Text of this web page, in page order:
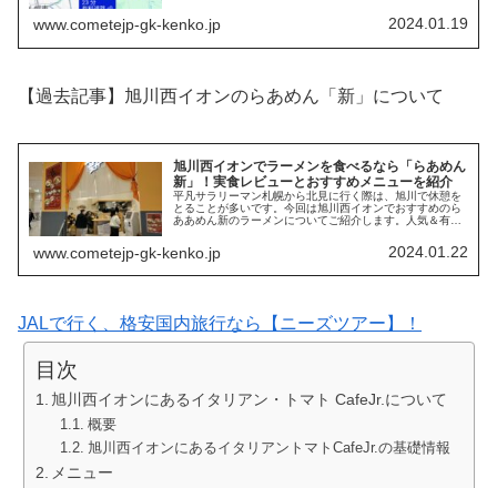
幌から北見に行く場合は、最安値の...
www.cometejp-gk-kenko.jp 2024.01.19
【過去記事】旭川西イオンのらあめん「新」について
旭川西イオンでラーメンを食べるなら「らあめん
新」！実食レビューとおすすめメニューを紹介
平凡サラリーマン札幌から北見に行く際は、旭川で休憩を
とることが多いです。今回は旭川西イオンでおすすめのら
ああめん新のラーメンについてご紹介します。人気＆有名
www.cometejp-gk-kenko.jp 2024.01.22
JALで行く、格安国内旅行なら【ニーズツアー】！
目次
旭川西イオンにあるイタリアン・トマト CafeJr.について
概要
旭川西イオンにあるイタリアントマトCafeJr.の基礎情報
メニュー